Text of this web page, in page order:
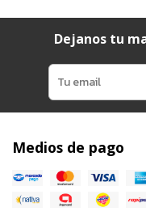
Dejanos tu
Medios de pago